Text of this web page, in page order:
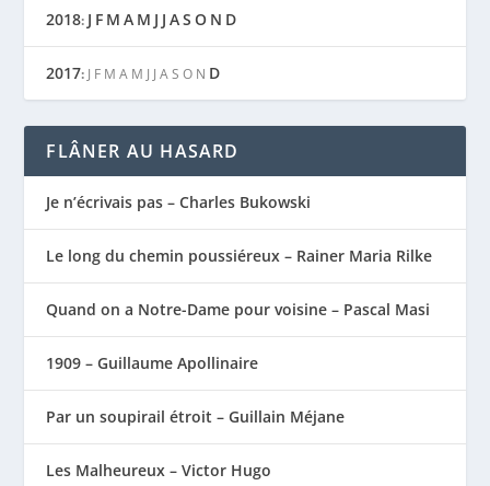
2018: J F M A M J J AS O N D
2017: J F M A M J J A S O N D
FLÂNER AU HASARD
Je n’écrivais pas – Charles Bukowski
Le long du chemin poussiéreux – Rainer Maria Rilke
Quand on a Notre-Dame pour voisine – Pascal Masi
1909 – Guillaume Apollinaire
Par un soupirail étroit – Guillain Méjane
Les Malheureux – Victor Hugo